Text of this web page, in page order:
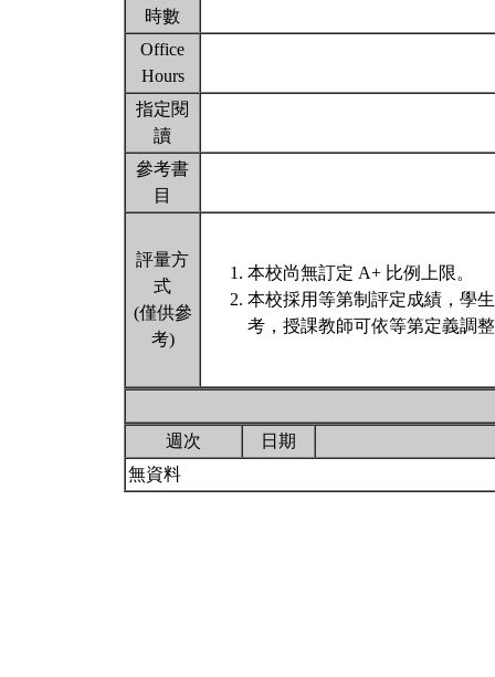
時數
Office
Hours
指定閱
讀
參考書
目
評量方
式
(僅供參
考)
本校尚無訂定 A+ 比例上限。
本校採用等第制評定成績，學
考，授課教師可依等第定義調
週次
日期
無資料